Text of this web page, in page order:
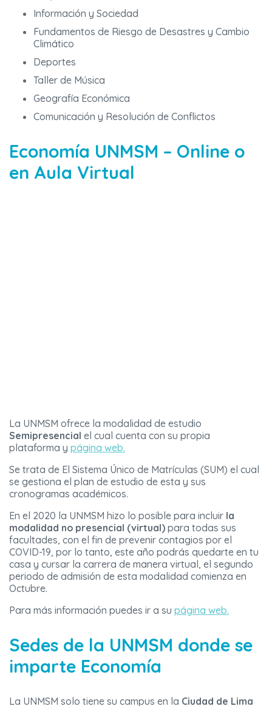
Información y Sociedad
Fundamentos de Riesgo de Desastres y Cambio
Climático
Deportes
Taller de Música
Geografía Económica
Comunicación y Resolución de Conflictos
Economía UNMSM – Online o
en Aula Virtual
La UNMSM ofrece la modalidad de estudio
Semipresencial el cual cuenta con su propia
plataforma y página web.
Se trata de El Sistema Único de Matrículas (SUM) el cual
se gestiona el plan de estudio de esta y sus
cronogramas académicos.
En el 2020 la UNMSM hizo lo posible para incluir la
modalidad no presencial (virtual) para todas sus
facultades, con el fin de prevenir contagios por el
COVID-19, por lo tanto, este año podrás quedarte en tu
casa y cursar la carrera de manera virtual, el segundo
periodo de admisión de esta modalidad comienza en
Octubre.
Para más información puedes ir a su página web.
Sedes de la UNMSM donde se
imparte Economía
La UNMSM solo tiene su campus en la Ciudad de Lima